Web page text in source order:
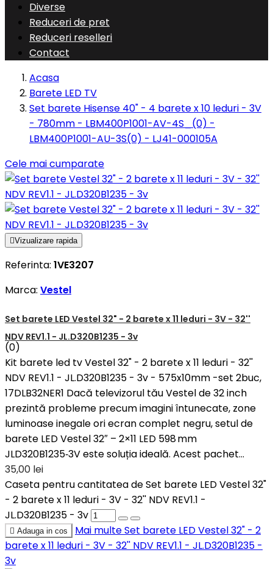
Diverse
Reduceri de pret
Reduceri reselleri
Contact
Acasa
Barete LED TV
Set barete Hisense 40" - 4 barete x 10 leduri - 3V
- 780mm - LBM400P1001-AV-4S_(0) -
LBM400P1001-AU-3S(0) - LJ41-000105A
Cele mai cumparate
Vizualizare rapida
Referinta: 1VE3207
Marca: Vestel
Set barete LED Vestel 32" - 2 barete x 11 leduri - 3V - 32''
NDV REV1.1 - JL.D320B1235 - 3v
(0)
Kit barete led tv Vestel 32" - 2 barete x 11 leduri - 32''
NDV REV1.1 - JL.D320B1235 - 3v - 575x10mm -set 2buc,
17DLB32NER1 Dacă televizorul tău Vestel de 32 inch
prezintă probleme precum imagini întunecate, zone
luminoase inegale ori ecran complet negru, setul de
barete LED Vestel 32″ – 2×11 LED 598 mm
JLD320B1235‑3V este soluția ideală. Acest pachet...
35,00 lei
Caseta pentru cantitatea de Set barete LED Vestel 32"
- 2 barete x 11 leduri - 3V - 32'' NDV REV1.1 -
JL.D320B1235 - 3v
 Adauga in cos Mai multeSet barete LED Vestel 32" - 2
barete x 11 leduri - 3V - 32'' NDV REV1.1 - JL.D320B1235 -
3v